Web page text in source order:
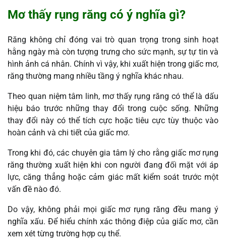
Mơ thấy rụng răng có ý nghĩa gì?
Răng không chỉ đóng vai trò quan trọng trong sinh hoạt
hằng ngày mà còn tượng trưng cho sức mạnh, sự tự tin và
hình ảnh cá nhân. Chính vì vậy, khi xuất hiện trong giấc mơ,
răng thường mang nhiều tầng ý nghĩa khác nhau.
Theo quan niệm tâm linh, mơ thấy rụng răng có thể là dấu
hiệu báo trước những thay đổi trong cuộc sống. Những
thay đổi này có thể tích cực hoặc tiêu cực tùy thuộc vào
hoàn cảnh và chi tiết của giấc mơ.
Trong khi đó, các chuyên gia tâm lý cho rằng giấc mơ rụng
răng thường xuất hiện khi con người đang đối mặt với áp
lực, căng thẳng hoặc cảm giác mất kiểm soát trước một
vấn đề nào đó.
Do vậy, không phải mọi giấc mơ rụng răng đều mang ý
nghĩa xấu. Để hiểu chính xác thông điệp của giấc mơ, cần
xem xét từng trường hợp cụ thể.